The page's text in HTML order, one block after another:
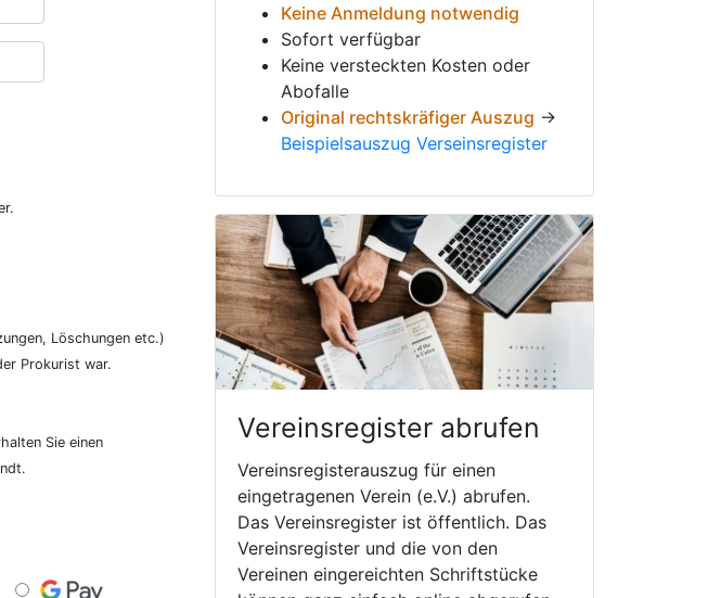
Löschungen etc.)
Prokurist war.
Sie einen
Keine Anmeldung notwendig
Sofort verfügbar
Keine versteckten Kosten oder
Abofalle
Original rechtskräfiger Auszug →
Beispielsauszug Verseinsregister
Vereinsregister abrufen
Vereinsregisterauszug für einen
eingetragenen Verein (e.V.) abrufen.
Das Vereinsregister ist öffentlich. Das
Vereinsregister und die von den
Vereinen eingereichten Schriftstücke